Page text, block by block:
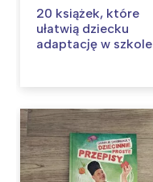
20 książek, które
ułatwią dziecku
adaptację w szkole